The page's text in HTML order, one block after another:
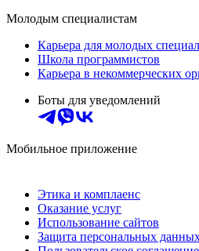
Молодым специалистам
Карьера для молодых
Школа программистов
Карьера в некоммерческих
Боты для уведомлений
Мобильное приложение
Этика и комплаенс
Оказание услуг
Использование сайтов
Защита персональных